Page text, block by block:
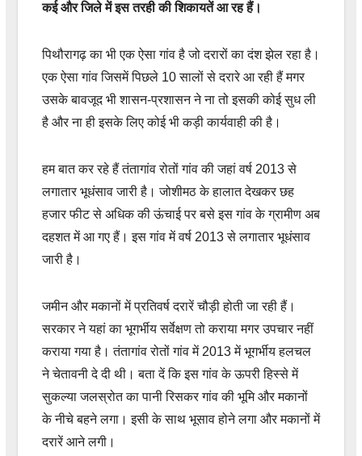
कई और जिले में इस तरही की शिकायतें आ रह हैं।
पिथौरागढ़ का भी एक ऐसा गांव है जो दरारों का दंश झेल रहा है।
एक ऐसा गांव जिसमें पिछले 10 सालों से दरारे आ रही हैं मगर
उसके बावजूद भी शासन-प्रशासन ने ना तो इसकी कोई सुध ली
है और ना ही इसके लिए कोई भी कड़ी कार्यवाही की है।
हम बात कर रहे हैं तंतागांव रोतों गांव की जहां वर्ष 2013 से
लगातार भूधंसाव जारी है। जोशीमठ के हालात देखकर छह
हजार फीट से अधिक की ऊंचाई पर बसे इस गांव के ग्रामीण अब
दहशत में आ गए हैं। इस गांव में वर्ष 2013 से लगातार भूधंसाव
जारी है।
जमीन और मकानों में प्रतिवर्ष दरारें चौड़ी होती जा रही हैं।
सरकार ने यहां का भूगर्भीय सर्वेक्षण तो कराया मगर उपचार नहीं
कराया गया है। तंतागांव रोतों गांव में 2013 में भूगर्भीय हलचल
ने चेतावनी दे दी थी। बता दें कि इस गांव के ऊपरी हिस्से में
सुकल्या जलस्रोत का पानी रिसकर गांव की भूमि और मकानों
के नीचे बहने लगा। इसी के साथ भूसाव होने लगा और मकानों में
दरारें आने लगी।